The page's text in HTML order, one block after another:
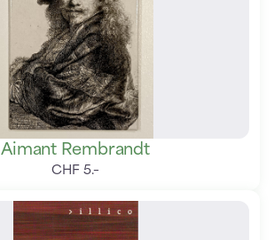
Aimant Rembrandt
CHF 5.–